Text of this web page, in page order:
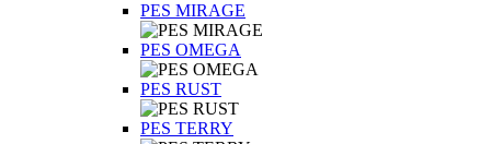
PES MIRAGE
PES OMEGA
PES RUST
PES TERRY